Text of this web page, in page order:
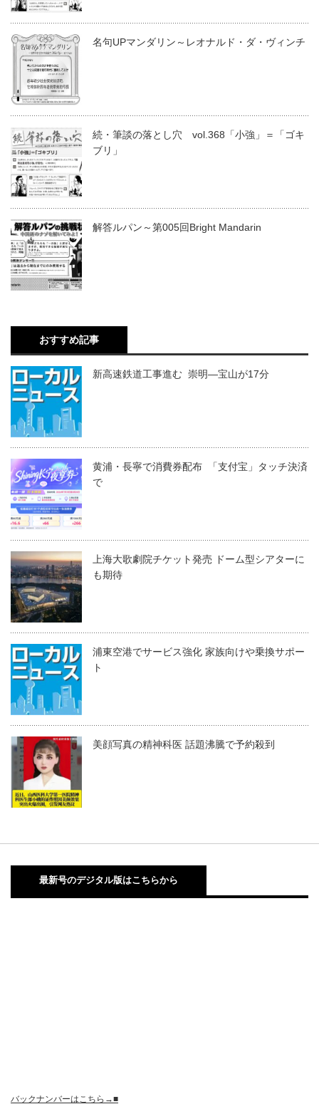
名句UPマンダリン～レオナルド・ダ・ヴィンチ
続・筆談の落とし穴 vol.368「小強」＝「ゴキ
ブリ」
解答ルパン～第005回Bright Mandarin
おすすめ記事
新高速鉄道工事進む 崇明―宝山が17分
黄浦・長寧で消費券配布 「支付宝」タッチ決済
で
上海大歌劇院チケット発売 ドーム型シアターに
も期待
浦東空港でサービス強化 家族向けや乗換サポー
ト
美顔写真の精神科医 話題沸騰で予約殺到
最新号のデジタル版はこちらから
バックナンバーはこちら→■